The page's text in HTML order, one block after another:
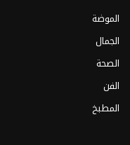
الموضة
الجمال
الصحة
الفن
المطبخ